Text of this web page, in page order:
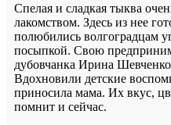
Спелая и сладкая тыква
лакомством. Здесь из нее
полюбились волгоградцам
посыпкой. Свою
дубовчанка Ирина Шевченко
Вдохновили детские
приносила мама. Их вкус,
помнит и сейчас.